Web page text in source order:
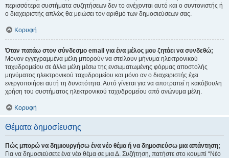
περισσότερα συστήματα συζητήσεων δεν το ανέχονται αυτό και ο συντονιστής ή
ο διαχειριστής απλώς θα μειώσει τον αριθμό των δημοσιεύσεων σας.
Κορυφή
Όταν πατάω στον σύνδεσμο email για ένα μέλος μου ζητάει να συνδεθώ;
Μόνον εγγεγραμμένα μέλη μπορούν να στείλουν μήνυμα ηλεκτρονικού
ταχυδρομείου σε άλλα μέλη μέσω της ενσωματωμένης φόρμας αποστολής
μηνύματος ηλεκτρονικού ταχυδρομείου και μόνο αν ο διαχειριστής έχει
ενεργοποιήσει αυτή τη δυνατότητα. Αυτό γίνεται για να αποτραπεί η κακόβουλη
χρήση του συστήματος ηλεκτρονικού ταχυδρομείου από ανώνυμα μέλη.
Κορυφή
Θέματα δημοσίευσης
Πώς μπορώ να δημιουργήσω ένα νέο θέμα ή να δημοσιεύσω μια απάντηση;
Για να δημοσιεύσετε ένα νέο θέμα σε μια Δ. Συζήτηση, πατήστε στο κουμπί “Νέο